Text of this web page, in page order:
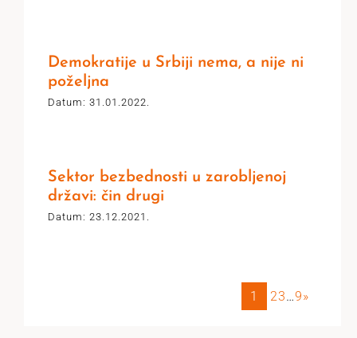
Demokratije u Srbiji nema, a nije ni
poželjna
Datum: 31.01.2022.
Sektor bezbednosti u zarobljenoj
državi: čin drugi
Datum: 23.12.2021.
1 23…9»